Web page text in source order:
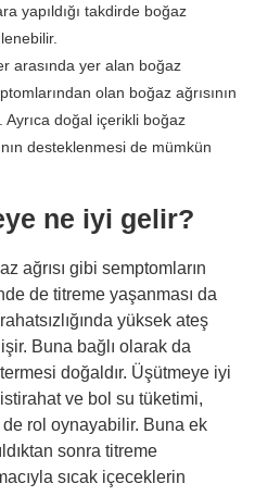
yapıldığı takdirde boğaz
arasında yer alan boğaz
olan boğaz ağrısının
doğal içerikli boğaz
desteklenmesi de mümkün
ne iyi gelir?
ağrısı gibi semptomların
de titreme yaşanması da
yüksek ateş
Buna bağlı olarak da
doğaldır. Üşütmeye iyi
ve bol su tüketimi,
rol oynayabilir. Buna ek
sonra titreme
sıcak içeceklerin